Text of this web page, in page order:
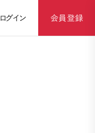
ログイン 会員登録